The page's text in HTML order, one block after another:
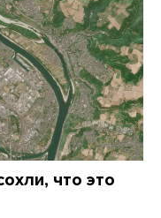
что это